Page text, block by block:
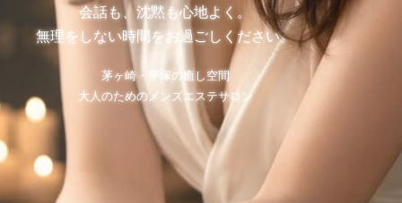
会話も、沈黙も心地よく。
無理をしない時間をお過ごしください。
茅ヶ崎・平塚の癒し空間
大人のためのメンズエステサロン